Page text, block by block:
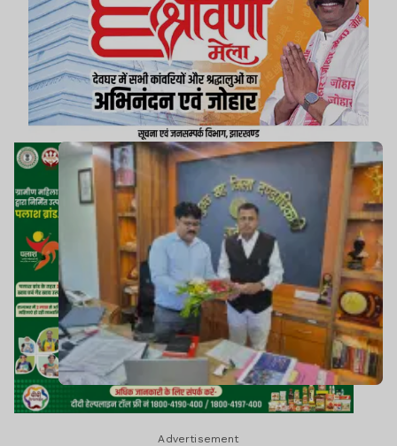
Advertisement